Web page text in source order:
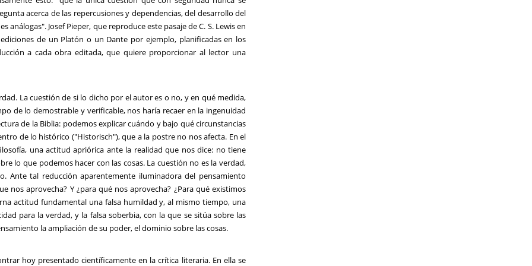
acerca de las repercusiones y dependencias, del desarrollo del
Josef Pieper, que reproduce este pasaje de C. S. Lewis en
de un Platón o un Dante por ejemplo, planificadas en los
a cada obra editada, que quiere proporcionar al lector una
La cuestión de si lo dicho por el autor es o no, y en qué medida,
de lo demostrable y verificable, nos haría recaer en la ingenuidad
de la Biblia: podemos explicar cuándo y bajo qué circunstancias
de lo histórico ("Historisch"), que a la postre no nos afecta. En el
una actitud apriórica ante la realidad que nos dice: no tiene
lo que podemos hacer con las cosas. La cuestión no es la verdad,
Ante tal reducción aparentemente iluminadora del pensamiento
nos aprovecha? Y ¿para qué nos aprovecha? ¿Para qué existimos
actitud fundamental una falsa humildad y, al mismo tiempo, una
para la verdad, y la falsa soberbia, con la que se sitúa sobre las
la ampliación de su poder, el dominio sobre las cosas.
hoy presentado científicamente en la crítica literaria. En ella se